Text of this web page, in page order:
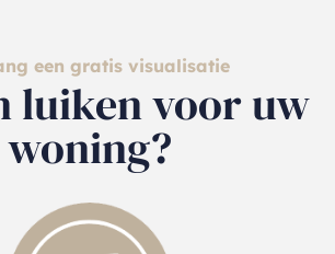
een gratis visualisatie
luiken voor uw
woning?